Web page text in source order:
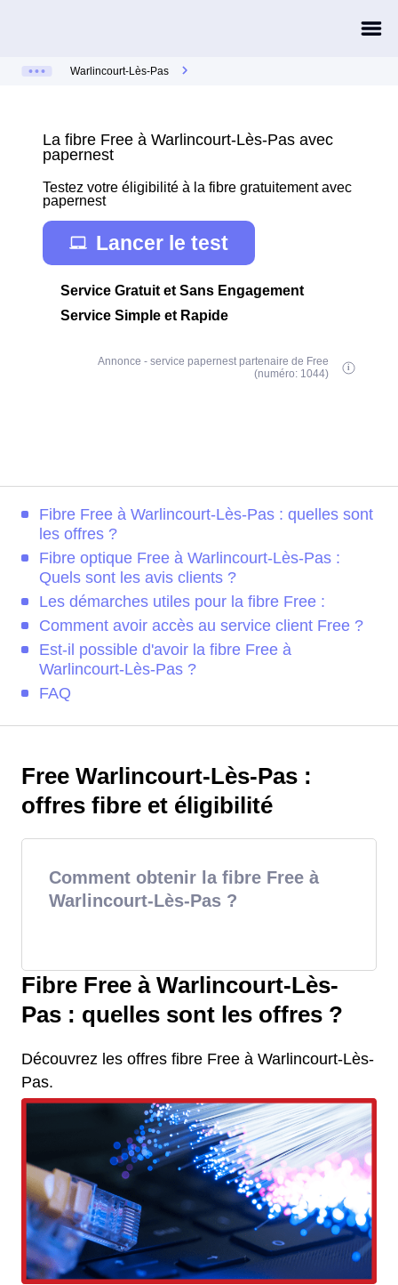
Warlincourt-Lès-Pas
La fibre Free à Warlincourt-Lès-Pas avec
papernest
Testez votre éligibilité à la fibre gratuitement avec
papernest
Lancer le test
Service Gratuit et Sans Engagement
Service Simple et Rapide
Annonce - service papernest partenaire de Free
(numéro: 1044)
Fibre Free à Warlincourt-Lès-Pas : quelles sont
les offres ?
Fibre optique Free à Warlincourt-Lès-Pas :
Quels sont les avis clients ?
Les démarches utiles pour la fibre Free :
Comment avoir accès au service client Free ?
Est-il possible d'avoir la fibre Free à
Warlincourt-Lès-Pas ?
FAQ
Free Warlincourt-Lès-Pas :
offres fibre et éligibilité
Comment obtenir la fibre Free à
Warlincourt-Lès-Pas ?
Fibre Free à Warlincourt-Lès-
Pas : quelles sont les offres ?
Découvrez les offres fibre Free à Warlincourt-Lès-
Pas.